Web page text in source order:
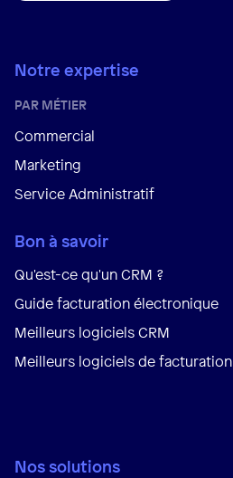
Notre expertise
PAR MÉTIER
Commercial
Marketing
Service Administratif
Bon à savoir
Qu'est-ce qu'un CRM ?
Guide facturation électronique
Meilleurs logiciels CRM
Meilleurs logiciels de facturation
Nos solutions